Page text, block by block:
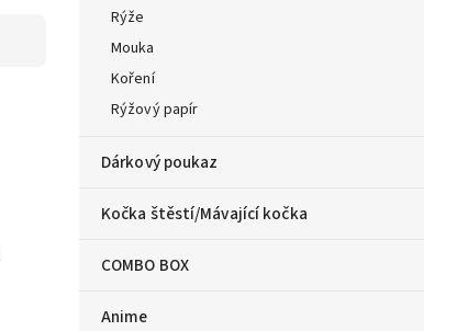
Rýže
Mouka
Koření
Rýžový papír
Dárkový poukaz
Kočka štěstí/Mávající kočka
COMBO BOX
Anime